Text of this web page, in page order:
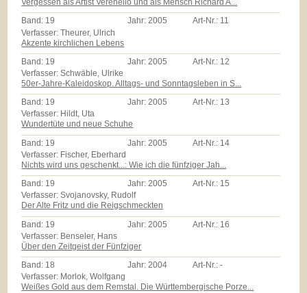
Vergessen als Artist Verenello und als Mensch Richard A...
Band: 19 Jahr:2005 Art-Nr.: 11
Verfasser: Theurer, Ulrich
Akzente kirchlichen Lebens
Band: 19 Jahr:2005 Art-Nr.: 12
Verfasser: Schwäble, Ulrike
50er-Jahre-Kaleidoskop. Alltags- und Sonntagsleben in S...
Band: 19 Jahr:2005 Art-Nr.: 13
Verfasser: Hildt, Uta
Wundertüte und neue Schuhe
Band: 19 Jahr: 2005 Art-Nr.: 14
Verfasser: Fischer, Eberhard
Nichts wird uns geschenkt...: Wie ich die fünfziger Jah...
Band: 19 Jahr:2005 Art-Nr.: 15
Verfasser: Svojanovsky, Rudolf
Der Alte Fritz und die Reigschmeckten
Band: 19 Jahr: 2005 Art-Nr.: 16
Verfasser: Benseler, Hans
Über den Zeitgeist der Fünfziger
Band: 18 Jahr:2004 Art-Nr.:-
Verfasser: Morlok, Wolfgang
Weißes Gold aus dem Remstal. Die Württembergische Porze...